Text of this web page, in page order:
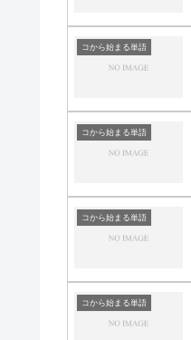
コから始まる単語
コから始まる単語
コから始まる単語
コから始まる単語